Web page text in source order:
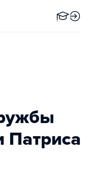
Патриса